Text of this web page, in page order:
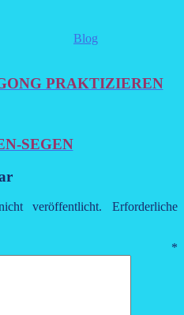
Blog
PRAKTIZIEREN
SEGEN
veröffentlicht.
Erforderliche
*